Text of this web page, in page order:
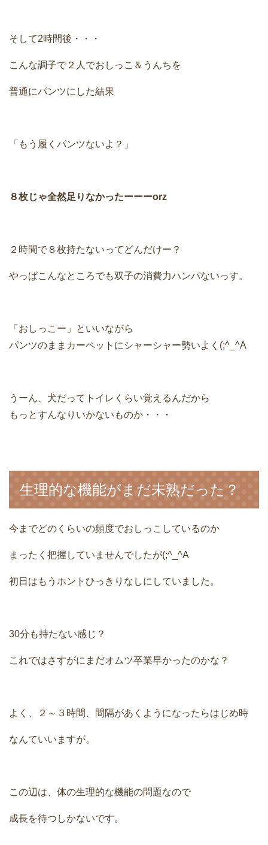
そして2時間後・・・
こんな調子で２人でおしっこ＆うんちを
普通にパンツにした結果
「もう履くパンツないよ？」
８枚じゃ全然足りなかったーーーorz
２時間で８枚持たないってどんだけー？
やっぱこんなところでも双子の消費力ハンパないっす。
「おしっこー」といいながら
パンツのままカーペットにシャーシャー勢いよく(;^_^A
うーん、犬だってトイレくらい覚えるんだから
もっとすんなりいかないものか・・・
生理的な機能がまだ未熟だった？
今までどのくらいの頻度でおしっこしているのか
まったく把握していませんでしたが(;^_^A
初日はもうホントひっきりなしにしていました。
30分も持たない感じ？
これではさすがにまだオムツ卒業早かったのかな？
よく、２～３時間、間隔があくようになったらはじめ時
なんていいますが。
この辺は、体の生理的な機能の問題なので
成長を待つしかないです。